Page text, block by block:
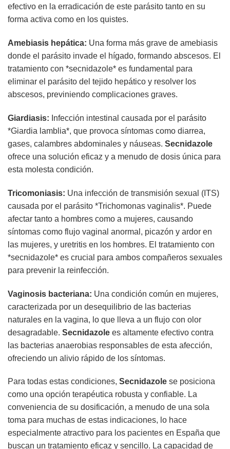
efectivo en la erradicación de este parásito tanto en su
forma activa como en los quistes.
Amebiasis hepática: Una forma más grave de amebiasis
donde el parásito invade el hígado, formando abscesos. El
tratamiento con *secnidazole* es fundamental para
eliminar el parásito del tejido hepático y resolver los
abscesos, previniendo complicaciones graves.
Giardiasis: Infección intestinal causada por el parásito
*Giardia lamblia*, que provoca síntomas como diarrea,
gases, calambres abdominales y náuseas. Secnidazole
ofrece una solución eficaz y a menudo de dosis única para
esta molesta condición.
Tricomoniasis: Una infección de transmisión sexual (ITS)
causada por el parásito *Trichomonas vaginalis*. Puede
afectar tanto a hombres como a mujeres, causando
síntomas como flujo vaginal anormal, picazón y ardor en
las mujeres, y uretritis en los hombres. El tratamiento con
*secnidazole* es crucial para ambos compañeros sexuales
para prevenir la reinfección.
Vaginosis bacteriana: Una condición común en mujeres,
caracterizada por un desequilibrio de las bacterias
naturales en la vagina, lo que lleva a un flujo con olor
desagradable. Secnidazole es altamente efectivo contra
las bacterias anaerobias responsables de esta afección,
ofreciendo un alivio rápido de los síntomas.
Para todas estas condiciones, Secnidazole se posiciona
como una opción terapéutica robusta y confiable. La
conveniencia de su dosificación, a menudo de una sola
toma para muchas de estas indicaciones, lo hace
especialmente atractivo para los pacientes en España que
buscan un tratamiento eficaz y sencillo. La capacidad de